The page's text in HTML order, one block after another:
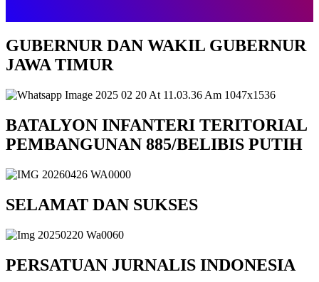
GUBERNUR DAN WAKIL GUBERNUR
JAWA TIMUR
BATALYON INFANTERI TERITORIAL
PEMBANGUNAN 885/BELIBIS PUTIH
SELAMAT DAN SUKSES
PERSATUAN JURNALIS INDONESIA